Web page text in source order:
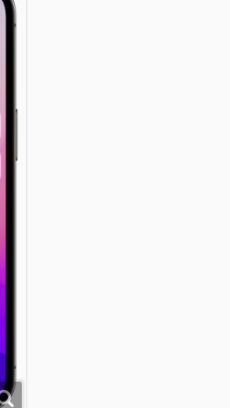
im Bereich der smarten
dank der Zertifizierung nach der
bist Du auf alle Fälle. Wer
Community-Code
Erforderlicher Mini-Hub ist zu